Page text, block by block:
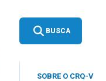
BUSCA
SOBRE O CRQ-V